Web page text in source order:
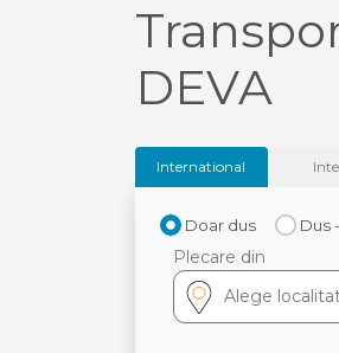
DEVA
International
Doar dus Dus
Plecare din